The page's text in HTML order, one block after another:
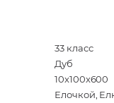
33 класс
Дуб
10x100x600
Елочкой,